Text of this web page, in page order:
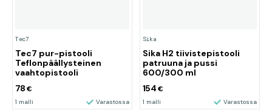
Tec7
Tec7 pur-pistooli
Teflonpäällysteinen
vaahtopistooli
78€
1 malli Varastossa
Sika
Sika H2 tiivistepistooli
patruuna ja pussi
600/300 ml
154 €
1 malli Varastossa